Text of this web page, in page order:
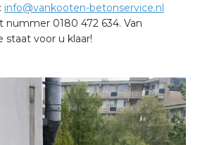
info@vankooten-betonservice.nl
0180 472 634. Van
staat voor u klaar!